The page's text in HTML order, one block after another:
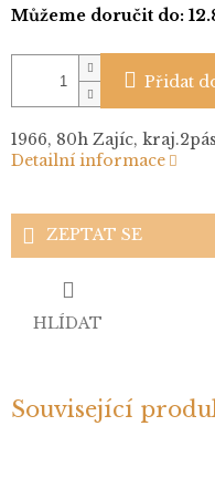
Můžeme doručit do:
Přidat
1966, 80h Zajíc,
Detailní informace
ZEPTAT SE
HLÍDAT
Související